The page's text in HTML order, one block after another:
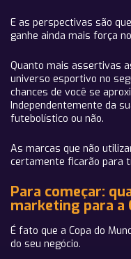
E as perspectivas são
ganhe ainda mais força
Quanto mais assertivas
universo esportivo no
chances de você se
Independentemente da
futebolístico ou não.
As marcas que não
certamente ficarão para
Para começar:
marketing para a
É fato que a Copa do
do seu negócio.